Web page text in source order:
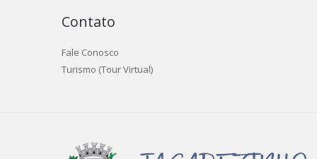
Contato
Fale Conosco
Turismo (Tour Virtual)